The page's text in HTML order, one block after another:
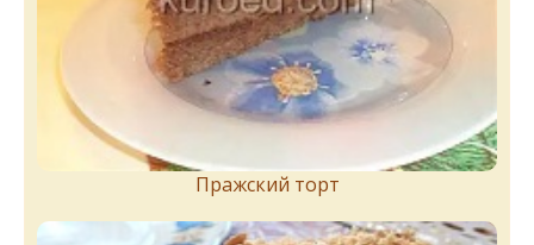
Пражский торт